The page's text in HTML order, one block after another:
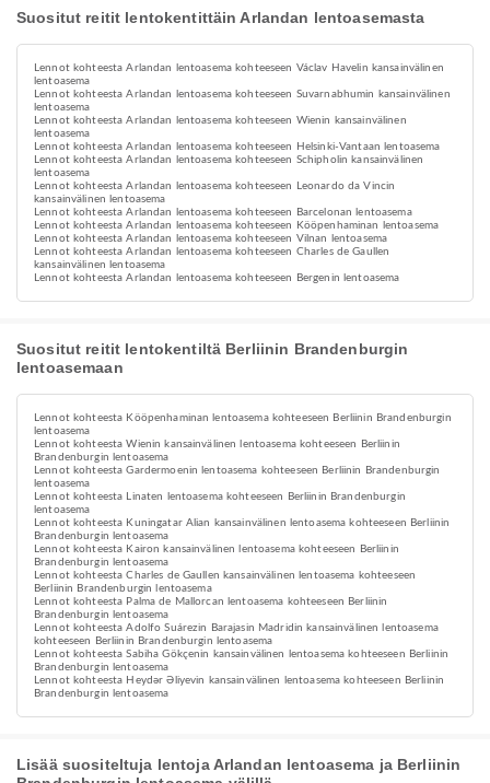
Suositut reitit lentokentittäin Arlandan lentoasemasta
Lennot kohteesta Arlandan lentoasema kohteeseen Václav Havelin kansainvälinen
lentoasema
Lennot kohteesta Arlandan lentoasema kohteeseen Suvarnabhumin kansainvälinen
lentoasema
Lennot kohteesta Arlandan lentoasema kohteeseen Wienin kansainvälinen
lentoasema
Lennot kohteesta Arlandan lentoasema kohteeseen Helsinki-Vantaan lentoasema
Lennot kohteesta Arlandan lentoasema kohteeseen Schipholin kansainvälinen
lentoasema
Lennot kohteesta Arlandan lentoasema kohteeseen Leonardo da Vincin
kansainvälinen lentoasema
Lennot kohteesta Arlandan lentoasema kohteeseen Barcelonan lentoasema
Lennot kohteesta Arlandan lentoasema kohteeseen Kööpenhaminan lentoasema
Lennot kohteesta Arlandan lentoasema kohteeseen Vilnan lentoasema
Lennot kohteesta Arlandan lentoasema kohteeseen Charles de Gaullen
kansainvälinen lentoasema
Lennot kohteesta Arlandan lentoasema kohteeseen Bergenin lentoasema
Suositut reitit lentokentiltä Berliinin Brandenburgin
lentoasemaan
Lennot kohteesta Kööpenhaminan lentoasema kohteeseen Berliinin Brandenburgin
lentoasema
Lennot kohteesta Wienin kansainvälinen lentoasema kohteeseen Berliinin
Brandenburgin lentoasema
Lennot kohteesta Gardermoenin lentoasema kohteeseen Berliinin Brandenburgin
lentoasema
Lennot kohteesta Linaten lentoasema kohteeseen Berliinin Brandenburgin
lentoasema
Lennot kohteesta Kuningatar Alian kansainvälinen lentoasema kohteeseen Berliinin
Brandenburgin lentoasema
Lennot kohteesta Kairon kansainvälinen lentoasema kohteeseen Berliinin
Brandenburgin lentoasema
Lennot kohteesta Charles de Gaullen kansainvälinen lentoasema kohteeseen
Berliinin Brandenburgin lentoasema
Lennot kohteesta Palma de Mallorcan lentoasema kohteeseen Berliinin
Brandenburgin lentoasema
Lennot kohteesta Adolfo Suárezin Barajasin Madridin kansainvälinen lentoasema
kohteeseen Berliinin Brandenburgin lentoasema
Lennot kohteesta Sabiha Gökçenin kansainvälinen lentoasema kohteeseen Berliinin
Brandenburgin lentoasema
Lennot kohteesta Heydər Əliyevin kansainvälinen lentoasema kohteeseen Berliinin
Brandenburgin lentoasema
Lisää suositeltuja lentoja Arlandan lentoasema ja Berliinin